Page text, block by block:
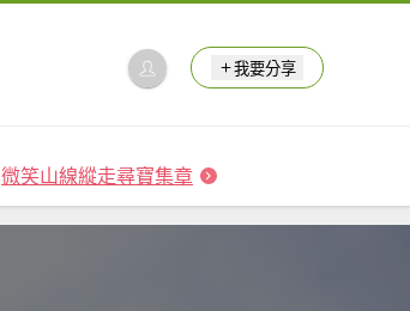
我要分享
微笑山線縱走尋寶集章